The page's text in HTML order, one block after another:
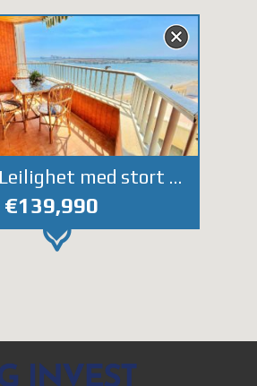
*SOLGT* Leilighet med stort potensiale første linje på Acequion stranden.
€139,990